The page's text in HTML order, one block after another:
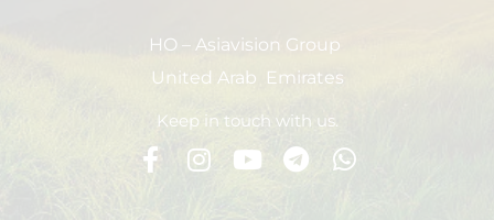
HO – Asiavision Group
United Arab Emirates
Keep in touch with us.